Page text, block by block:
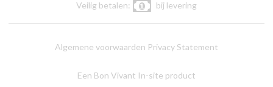
Veilig betalen: bij levering
Algemene voorwaarden Privacy Statement
Een Bon Vivant In-site product